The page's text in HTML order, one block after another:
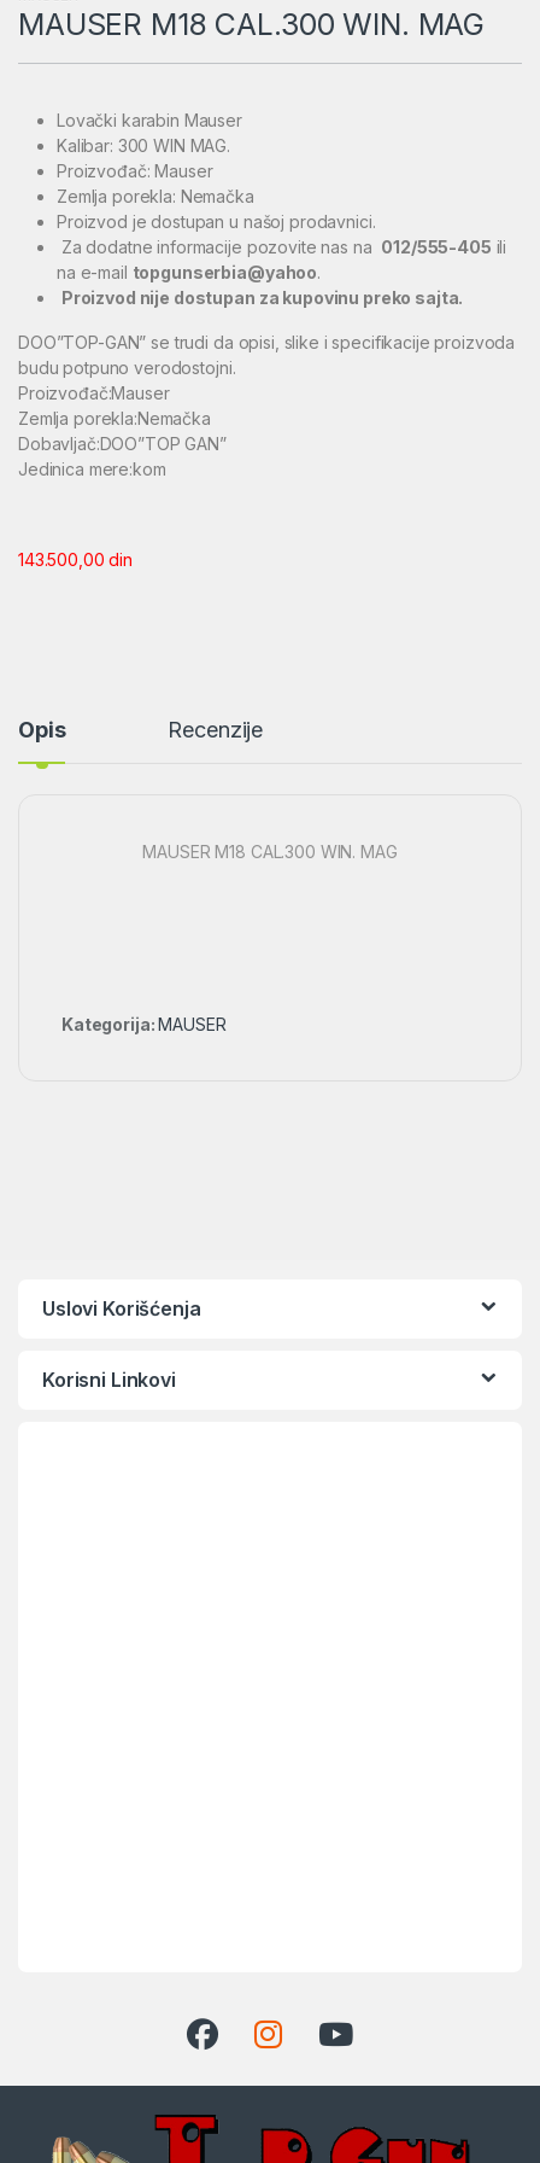
MAUSER M18 CAL.300 WIN. MAG
Lovački karabin Mauser
Kalibar: 300 WIN MAG.
Proizvođač: Mauser
Zemlja porekla: Nemačka
Proizvod je dostupan u našoj prodavnici.
Za dodatne informacije pozovite nas na 012/555-405 ili
na e-mail topgunserbia@yahoo.
Proizvod nije dostupan za kupovinu preko sajta.
DOO”TOP-GAN” se trudi da opisi, slike i specifikacije proizvoda
budu potpuno verodostojni.
Proizvođač:Mauser
Zemlja porekla:Nemačka
Dobavljač:DOO”TOP GAN”
Jedinica mere:kom
143.500,00din
Opis Recenzije
MAUSER M18 CAL.300 WIN. MAG
Kategorija:MAUSER
Uslovi Korišćenja
Korisni Linkovi